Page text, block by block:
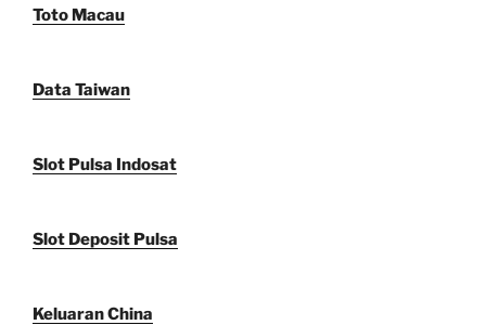
Toto Macau
Data Taiwan
Slot Pulsa Indosat
Slot Deposit Pulsa
Keluaran China